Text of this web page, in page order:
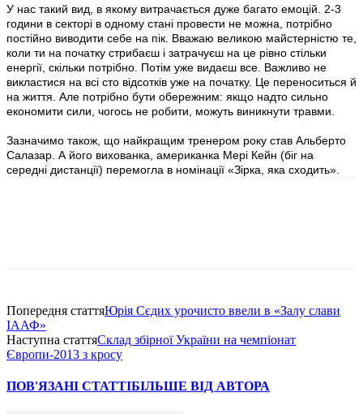
У нас такий вид, в якому витрачається дуже багато емоцій. 2-3
години в секторі в одному стані провести не можна, потрібно
постійно виводити себе на пік. Вважаю великою майстерністю те,
коли ти на початку стрибаєш і затрачуєш на це рівно стільки
енергії, скільки потрібно. Потім уже видаєш все. Важливо не
викластися на всі сто відсотків уже на початку. Це переноситься й
на життя. Але потрібно бути обережним: якщо надто сильно
економити сили, чогось не робити, можуть виникнути травми.
Зазначимо також, що найкращим тренером року став Альберто
Салазар. А його вихованка, американка Мері Кейн (біг на
середні дистанції) перемогла в номінації «Зірка, яка сходить».
Попередня статтяЮрія Сєдих урочисто ввели в «Залу слави
ІААФ»
Наступна статтяСклад збірної України на чемпіонат
Європи-2013 з кросу
ПОВ'ЯЗАНІ СТАТТІБІЛЬШЕ ВІД АВТОРА